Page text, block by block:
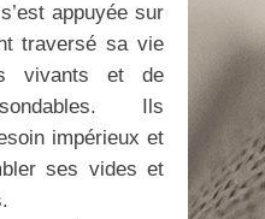
appuyée sur
traversé sa vie
vivants et de
Ils
impérieux et
ses vides et